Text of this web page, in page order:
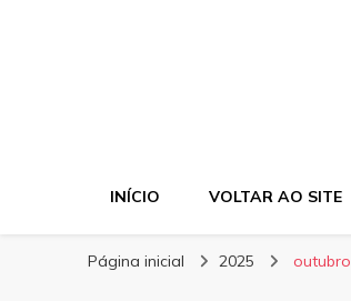
INÍCIO VOLTAR AO SITE
Página inicial 2025 outubro